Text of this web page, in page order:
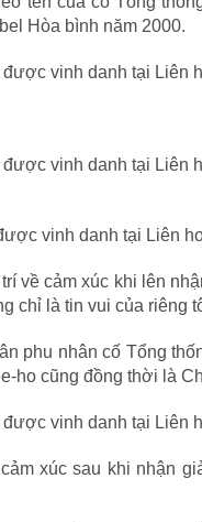
Hòa bình năm 2000.
vinh danh tại Liên
về cảm xúc khi lên
chỉ là tin vui của riêng
phu nhân cố Tổng
ho cũng đồng thời là
xúc sau khi nhận